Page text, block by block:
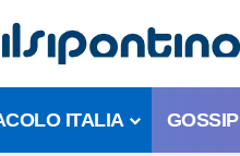
ITALIA GOSSIP